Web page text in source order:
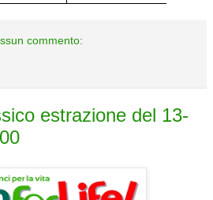
commento:
estrazione del 13-